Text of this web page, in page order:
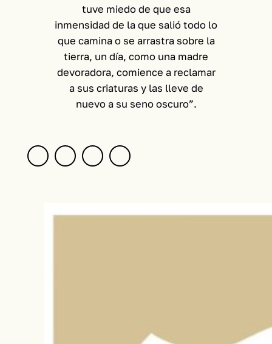
tuve miedo de que esa
inmensidad de la que salió todo lo
que camina o se arrastra sobre la
tierra, un día, como una madre
devoradora, comience a reclamar
a sus criaturas y las lleve de
nuevo a su seno oscuro”.